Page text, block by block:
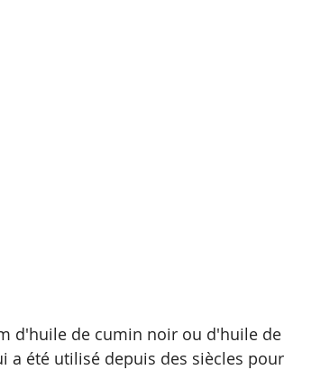
d'huile de cumin noir ou d'huile de
a été utilisé depuis des siècles pour